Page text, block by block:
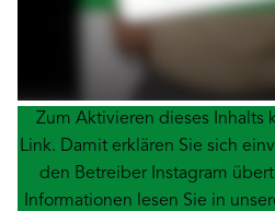
Zum Aktivieren dieses Inhalts
Link. Damit erklären Sie sich
den Betreiber Instagram
Informationen lesen Sie in